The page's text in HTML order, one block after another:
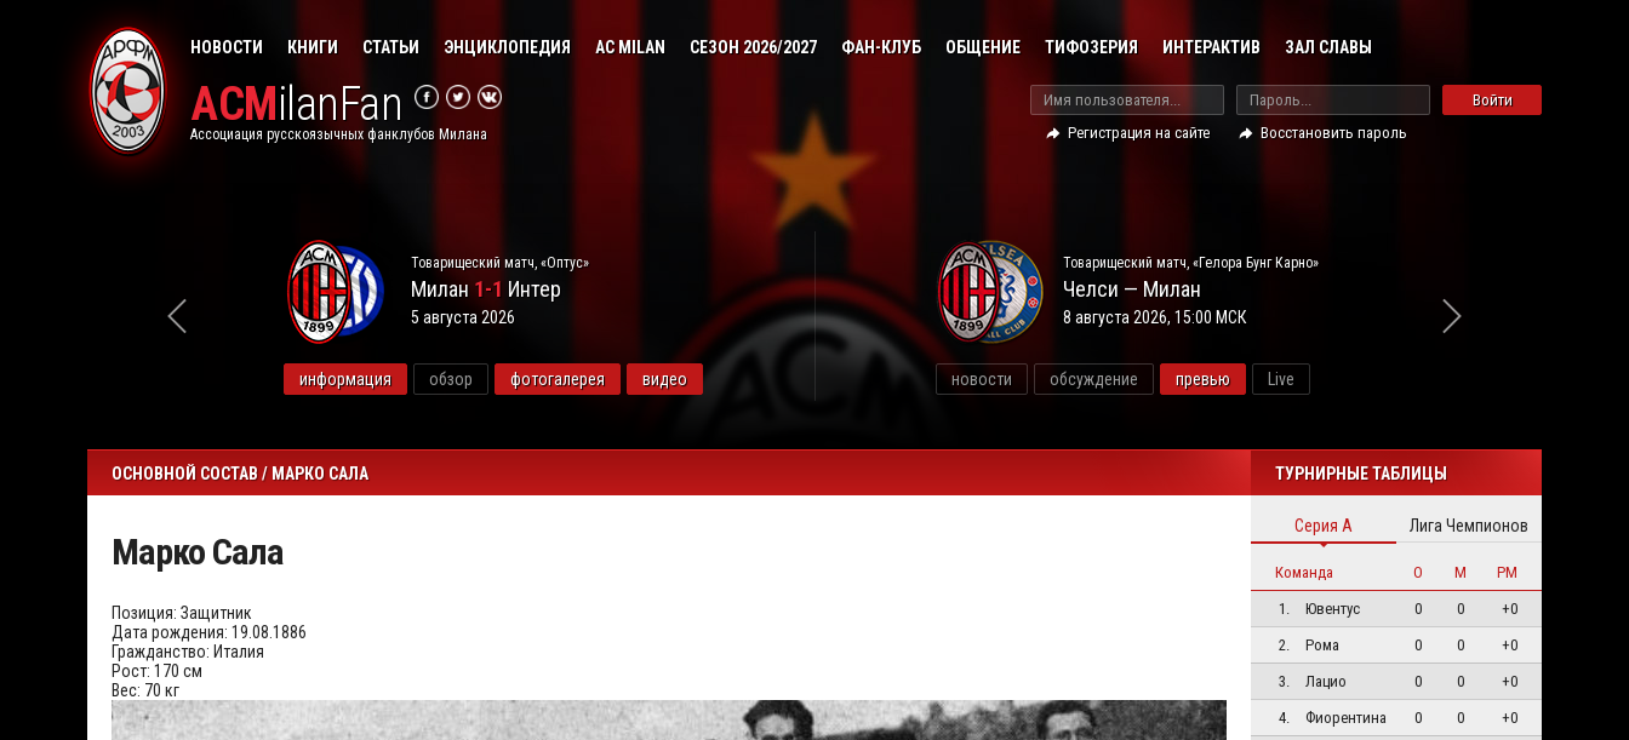
НОВОСТИ КНИГИ СТАТЬИ ЭНЦИКЛОПЕДИЯ AC MILAN СЕЗОН 2026/2027 ФАН-КЛУБ ОБЩЕНИЕ ТИФОЗЕРИЯ ИНТЕРАКТИВ ЗАЛ СЛАВЫ
ACMilanFan
Ассоциация русскоязычных фанклубов Милана
Войти
Регистрация на сайте
Восстановить пароль
Товарищеский матч, «Оптус»
Милан 1-1 Интер
5 августа 2026
информация обзор фотогалерея видео
Товарищеский матч, «Гелора Бунг Карно»
Челси — Милан
8 августа 2026, 15:00 МСК
новости обсуждение превью Live
ОСНОВНОЙ СОСТАВ / МАРКО САЛА
Марко Сала
Позиция: Защитник
Дата рождения: 19.08.1886
Гражданство: Италия
Рост: 170 см
Вес: 70 кг
ТУРНИРНЫЕ ТАБЛИЦЫ
Серия А Лига Чемпионов
Команда О М
РМ
1.
Ювентус 0 0
+0
2.
Рома 0 0
+0
3.
Лацио 0 0
+0
4.
Фиорентина 0 0
+0